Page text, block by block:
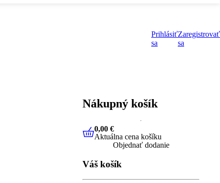
Prihlásiť
sa
Zaregistrovať
sa
Nákupný košík
0,00 €Aktuálna cena košíku
0,00 €
Aktuálna cena košíku
Objednať dodanie
Váš košík